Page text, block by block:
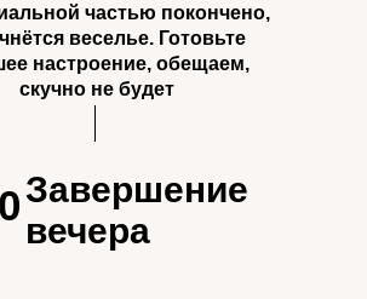
частью покончено,
веселье. Готовьте
настроение, обещаем,
скучно не будет
Завершение
вечера